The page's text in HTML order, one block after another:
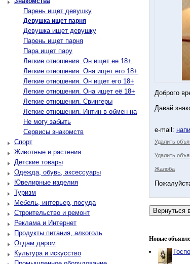
Парень ищет девушку
Девушка ищет парня
Девушка ищет девушку
Парень ищет парня
Пара ищет пару
Легкие отношения. Он ищет ее 18+
Легкие отношения. Она ищет его 18+
Легкие отношения. Он ищет его 18+
Легкие отношения. Она ищет её 18+
Легкие отношения. Свингеры
Легкие отношения. Интин в обмен на
Не могу забыть
Сервисы знакомств
Спорт
Животные и растения
Детские товары
Одежда, обувь, аксессуары
Ювелирные изделия
Туризм
Мебель, интерьер, посуда
Строительство и ремонт
Реклама и Интернет
Продукты питания, алкоголь
Отдам даром
Культура и искусство
Доброго
Давай
e-mail:
Удалить
Удалить
Жалоба
Новые